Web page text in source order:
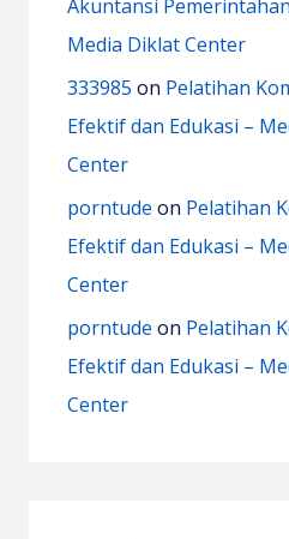
Akuntansi
Media Diklat Center
333985 on Pelatihan
Efektif dan Edukasi –
Center
porntude on Pelatihan
Efektif dan Edukasi –
Center
porntude on Pelatihan
Efektif dan Edukasi –
Center